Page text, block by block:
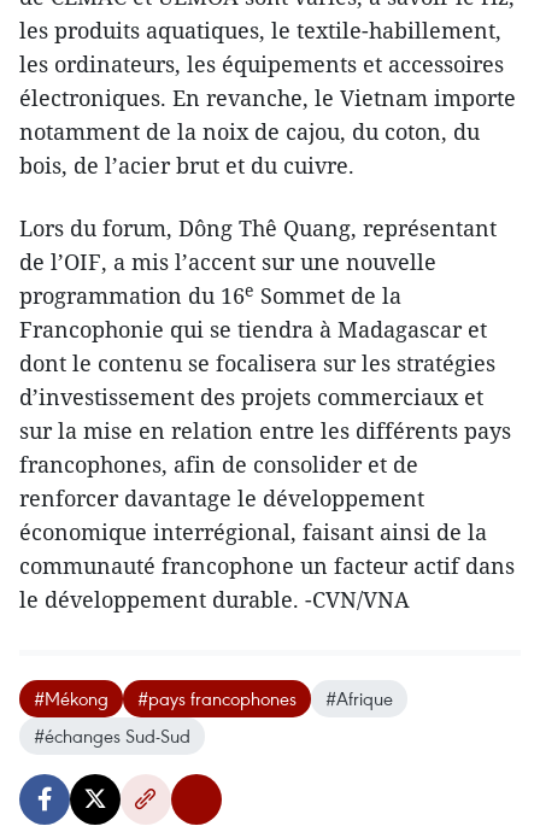
les produits aquatiques, le textile-habillement,
les ordinateurs, les équipements et accessoires
électroniques. En revanche, le Vietnam importe
notamment de la noix de cajou, du coton, du
bois, de l’acier brut et du cuivre.
Lors du forum, Dông Thê Quang, représentant
de l’OIF, a mis l’accent sur une nouvelle
programmation du 16e Sommet de la
Francophonie qui se tiendra à Madagascar et
dont le contenu se focalisera sur les stratégies
d’investissement des projets commerciaux et
sur la mise en relation entre les différents pays
francophones, afin de consolider et de
renforcer davantage le développement
économique interrégional, faisant ainsi de la
communauté francophone un facteur actif dans
le développement durable. -CVN/VNA
#Mékong #pays francophones
#Afrique
#échanges Sud-Sud